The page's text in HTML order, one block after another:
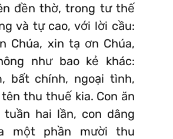
đền thờ, trong tư thế
và tự cao, với lời cầu:
Chúa, xin tạ ơn Chúa,
như bao kẻ khác:
bất chính, ngoại tình,
thu thuế kia. Con ăn
tuần hai lần, con dâng
một phần mười thu